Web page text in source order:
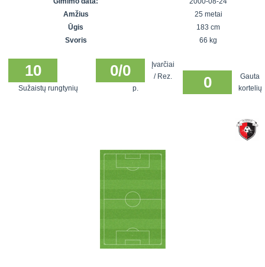
SFL rudens
Snaigės taurė
čempionatas
Vilnius
Amžius
25 metai
Ūgis
183 cm
Svoris
66 kg
10
Sužaistų rungtynių
0/0
Įvarčiai
/ Rez.
p.
0
Gauta
kortelių